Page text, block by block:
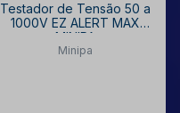
Testador de Tensão 50 a
1000V EZ ALERT MAX
MINIPA
Minipa